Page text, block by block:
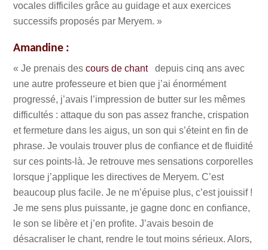
vocales difficiles grâce au guidage et aux exercices
successifs proposés par Meryem. »
Amandine :
« Je prenais descours de chant
depuis cinq ans avec
une autre professeure et bien que j’ai énormément
progressé, j’avais l’impression de butter sur les mêmes
difficultés : attaque du son pas assez franche, crispation
et fermeture dans les aigus, un son qui s’éteint en fin de
phrase. Je voulais trouver plus de confiance et de fluidité
sur ces points-là. Je retrouve mes sensations corporelles
lorsque j’applique les directives de Meryem. C’est
beaucoup plus facile. Je ne m’épuise plus, c’est jouissif !
Je me sens plus puissante, je gagne donc en confiance,
le son se libère et j’en profite. J’avais besoin de
désacraliser le chant, rendre le tout moins sérieux. Alors,